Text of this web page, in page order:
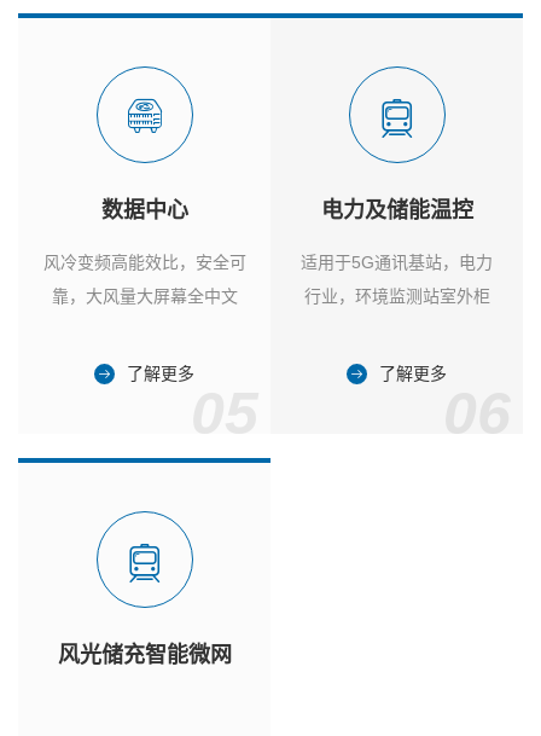
数据中心
风冷变频高能效比，安全可
靠，大风量大屏幕全中文
了解更多
电力及储能温控
适用于5G通讯基站，电力
行业，环境监测站室外柜
了解更多
风光储充智能微网